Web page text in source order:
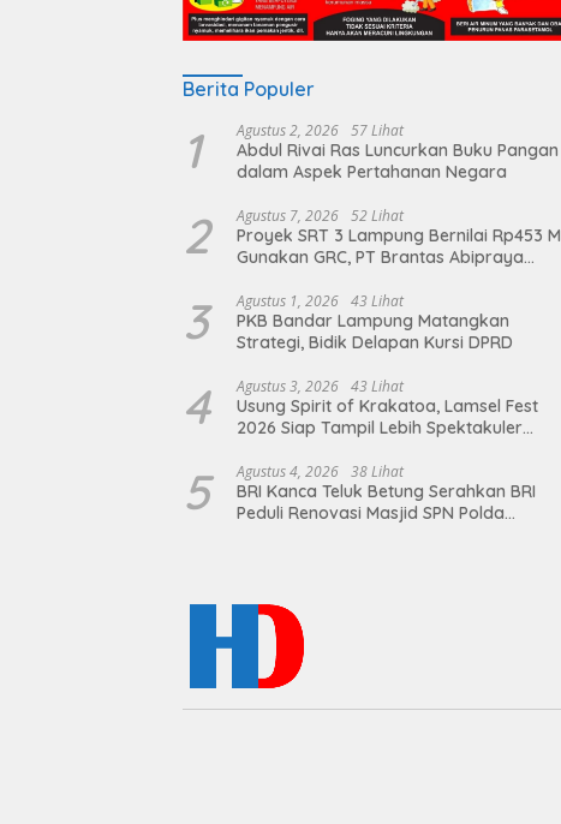
Berita Populer
1 Agustus 2, 2026 57 Lihat
Abdul Rivai Ras Luncurkan Buku Pangan
dalam Aspek Pertahanan Negara
2 Agustus 7, 2026 52 Lihat
Proyek SRT 3 Lampung Bernilai Rp453 M
Gunakan GRC, PT Brantas Abipraya
3 Agustus 1, 2026 43 Lihat
PKB Bandar Lampung Matangkan
Strategi, Bidik Delapan Kursi DPRD
4 Agustus 3, 2026 43 Lihat
Usung Spirit of Krakatoa, Lamsel Fest
2026 Siap Tampil Lebih Spektakuler
Artis Ibu Kota
5 Agustus 4, 2026 38 Lihat
BRI Kanca Teluk Betung Serahkan BRI
Peduli Renovasi Masjid SPN Polda